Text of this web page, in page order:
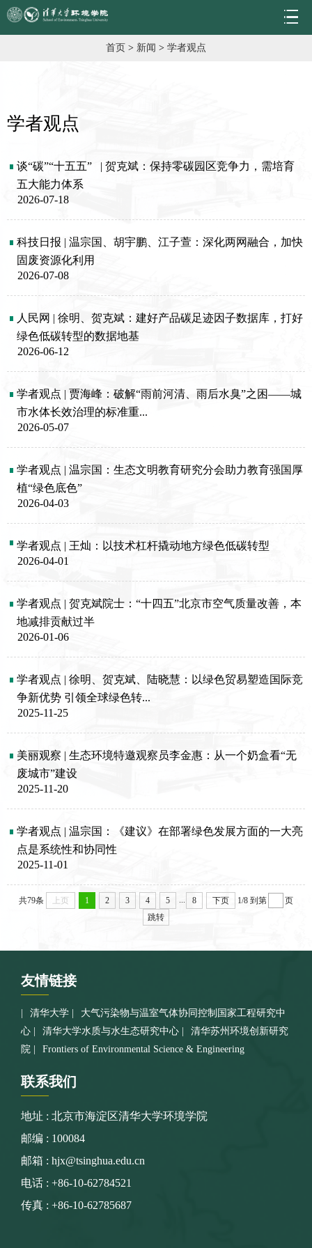
首页 > 新闻 > 学者观点
学者观点
谈“碳”“十五五”   | 贺克斌：保持零碳园区竞争力，需培育
五大能力体系
2026-07-18
科技日报 | 温宗国、胡宇鹏、江子萱：深化两网融合，加快
固废资源化利用
2026-07-08
人民网 | 徐明、贺克斌：建好产品碳足迹因子数据库，打好
绿色低碳转型的数据地基
2026-06-12
学者观点 | 贾海峰：破解“雨前河清、雨后水臭”之困——城
市水体长效治理的标准重...
2026-05-07
学者观点 | 温宗国：生态文明教育研究分会助力教育强国厚
植“绿色底色”
2026-04-03
学者观点 | 王灿：以技术杠杆撬动地方绿色低碳转型
2026-04-01
学者观点 | 贺克斌院士：“十四五”北京市空气质量改善，本
地减排贡献过半
2026-01-06
学者观点 | 徐明、贺克斌、陆晓慧：以绿色贸易塑造国际竞
争新优势 引领全球绿色转...
2025-11-25
美丽观察 | 生态环境特邀观察员李金惠：从一个奶盒看“无
废城市”建设
2025-11-20
学者观点 | 温宗国：《建议》在部署绿色发展方面的一大亮
点是系统性和协同性
2025-11-01
共79条 上页 1 2 3 4 5 8 下页 1/8 到第
页
跳转
友情链接
清华大学
大气污染物与温室气体协同控制国家工程研究中
心
清华大学水质与水生态研究中心
清华苏州环境创新研究
院
Frontiers of Environmental Science & Engineering
联系我们
地址 : 北京市海淀区清华大学环境学院
邮编 : 100084
邮箱 : hjx@tsinghua.edu.cn
电话 : +86-10-62784521
传真 : +86-10-62785687